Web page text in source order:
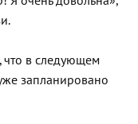
что в следующем
запланировано